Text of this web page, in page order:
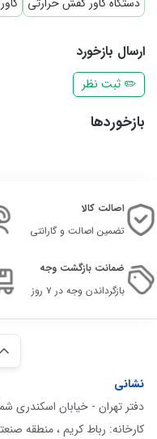
ارسال بازخورد
✏️ ثبت نظر
بازخوردها
اصالت کالا
تضمین اصالت و گارانتی
ضمانت بازگشت وجه
بازگرداندن وجه در ۷ روز
نشانی
دفتر تهران - خیابان اسکندری
کارخانه: رباط کریم ، منطقه